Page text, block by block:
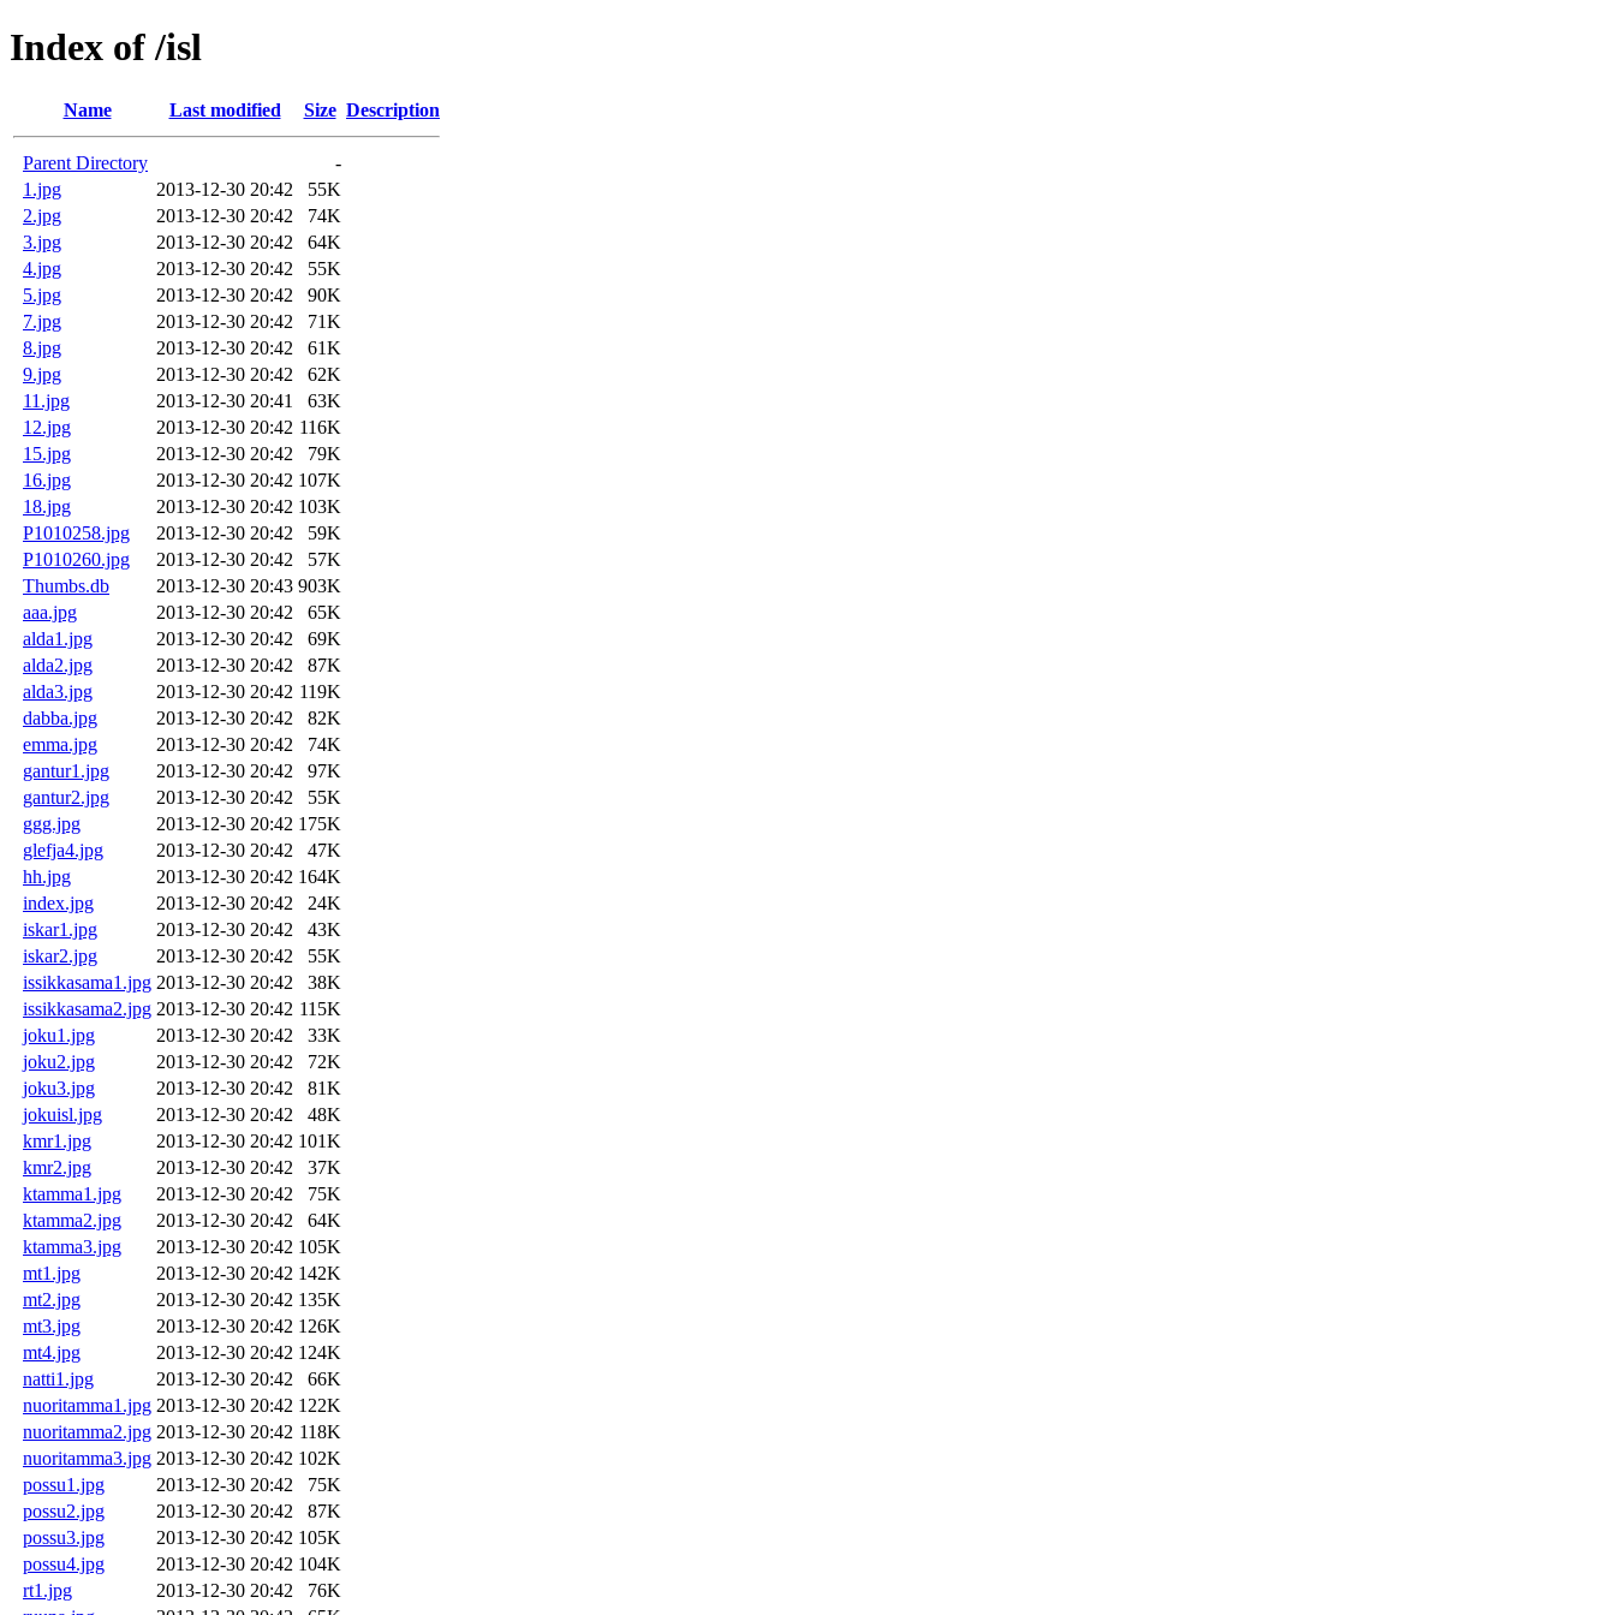
Index of /isl
Name Last modified Size Description
Parent Directory
-
1.jpg
2013-12-30 20:42
55K
2.jpg
2013-12-30 20:42
74K
3.jpg
2013-12-30 20:42
64K
4.jpg
2013-12-30 20:42
55K
5.jpg
2013-12-30 20:42
90K
7.jpg
2013-12-30 20:42
71K
8.jpg
2013-12-30 20:42
61K
9.jpg
2013-12-30 20:42
62K
11.jpg
2013-12-30 20:41
63K
12.jpg
2013-12-30 20:42 116K
15.jpg
2013-12-30 20:42
79K
16.jpg
2013-12-30 20:42 107K
18.jpg
2013-12-30 20:42 103K
P1010258.jpg
2013-12-30 20:42
59K
P1010260.jpg
2013-12-30 20:42
57K
Thumbs.db
2013-12-30 20:43 903K
aaa.jpg
2013-12-30 20:42
65K
alda1.jpg
2013-12-30 20:42
69K
alda2.jpg
2013-12-30 20:42
87K
alda3.jpg
2013-12-30 20:42 119K
dabba.jpg
2013-12-30 20:42
82K
emma.jpg
2013-12-30 20:42
74K
gantur1.jpg
2013-12-30 20:42
97K
gantur2.jpg
2013-12-30 20:42
55K
ggg.jpg
2013-12-30 20:42 175K
glefja4.jpg
2013-12-30 20:42
47K
hh.jpg
2013-12-30 20:42 164K
index.jpg
2013-12-30 20:42
24K
iskar1.jpg
2013-12-30 20:42
43K
iskar2.jpg
2013-12-30 20:42
55K
issikkasama1.jpg 2013-12-30 20:42
38K
issikkasama2.jpg 2013-12-30 20:42 115K
joku1.jpg
2013-12-30 20:42
33K
joku2.jpg
2013-12-30 20:42
72K
joku3.jpg
2013-12-30 20:42
81K
jokuisl.jpg
2013-12-30 20:42
48K
kmr1.jpg
2013-12-30 20:42 101K
kmr2.jpg
2013-12-30 20:42
37K
ktamma1.jpg
2013-12-30 20:42
75K
ktamma2.jpg
2013-12-30 20:42
64K
ktamma3.jpg
2013-12-30 20:42 105K
mt1.jpg
2013-12-30 20:42 142K
mt2.jpg
2013-12-30 20:42 135K
mt3.jpg
2013-12-30 20:42 126K
mt4.jpg
2013-12-30 20:42 124K
natti1.jpg
2013-12-30 20:42
66K
nuoritamma1.jpg 2013-12-30 20:42 122K
nuoritamma2.jpg 2013-12-30 20:42 118K
nuoritamma3.jpg 2013-12-30 20:42 102K
possu1.jpg
2013-12-30 20:42
75K
possu2.jpg
2013-12-30 20:42
87K
possu3.jpg
2013-12-30 20:42 105K
possu4.jpg
2013-12-30 20:42 104K
rt1.jpg
2013-12-30 20:42
76K